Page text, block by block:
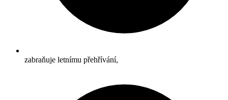
zabraňuje letnímu přehřívání,